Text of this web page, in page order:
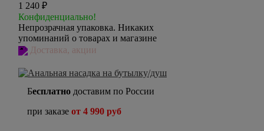
1 240 ₽
Конфиденциально!
Непрозрачная упаковка. Никаких
упоминаний о товарах и магазине
Доставка, акции
Бесплатно доставим по России
при заказе от 4 990 руб